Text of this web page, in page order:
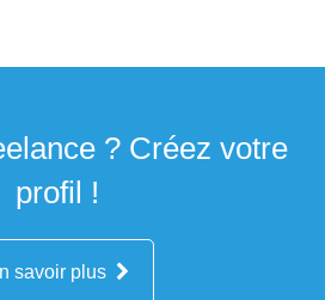
? Créez votre
profil !
savoir plus